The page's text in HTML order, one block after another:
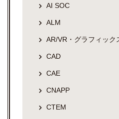
AI SOC
ALM
AR/VR・グラフィック
CAD
CAE
CNAPP
CTEM